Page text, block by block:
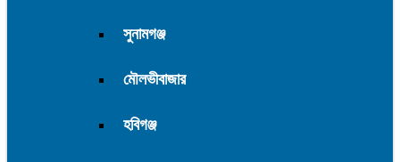
সুনামগঞ্জ
মৌলভীবাজার
হবিগঞ্জ